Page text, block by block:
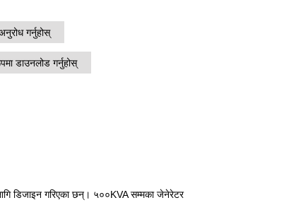
एम सिरिज ११००-४००० केभीए
एमएस सिरिज ७१५-२५०० केभीए
गर्नुहोस्
डाउनलोड गर्नुहोस्
डिजाइन गरिएका छन्। ५००KVA सम्मका जेनेरेटर